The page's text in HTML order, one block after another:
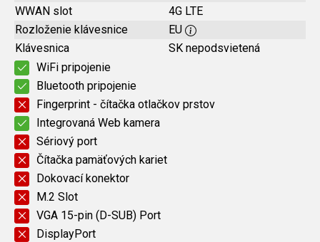
WWAN slot
4G LTE
Rozloženie klávesnice
EU
Klávesnica
SK nepodsvietená
WiFi pripojenie
Bluetooth pripojenie
Fingerprint - čítačka otlačkov prstov
Integrovaná Web kamera
Sériový port
Čítačka pamäťových kariet
Dokovací konektor
M.2 Slot
VGA 15-pin (D-SUB) Port
DisplayPort